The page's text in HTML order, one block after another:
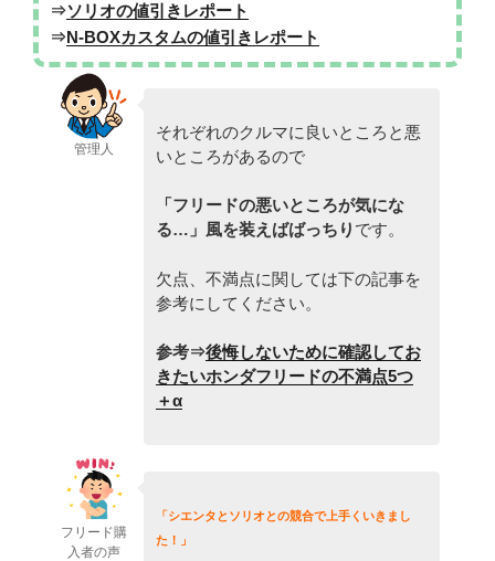
⇒ソリオの値引きレポート
⇒N-BOXカスタムの値引きレポート
管理人
それぞれのクルマに良いところと悪
いところがあるので
「フリードの悪いところが気にな
る…」風を装えばばっちり です。
欠点、不満点に関しては下の記事を
参考にしてください。
参考⇒後悔しないために確認してお
きたいホンダフリードの不満点5つ
＋α
フリード購
入者の声
「シエンタとソリオとの競合で上手くいきまし
た！」